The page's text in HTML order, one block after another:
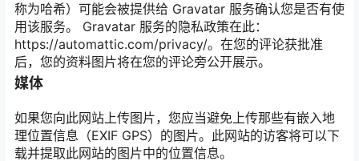
称为哈希）可能会被提供给 Gravatar 服务确认您是否有使
用该服务。 Gravatar 服务的隐私政策在此：
https://automattic.com/privacy/。在您的评论获批准
后，您的资料图片将在您的评论旁公开展示。
媒体
如果您向此网站上传图片，您应当避免上传那些有嵌入地
理位置信息（EXIF GPS）的图片。此网站的访客将可以下
载并提取此网站的图片中的位置信息。